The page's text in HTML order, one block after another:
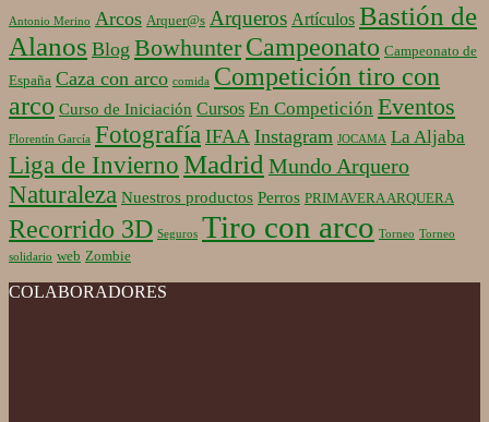
Antonio Merino Arcos Arquer@s Arqueros Artículos Bastión de
Alanos Blog Bowhunter Campeonato Campeonato de
España Caza con arco comida Competición tiro con
arco Curso de Iniciación Cursos En Competición Eventos
Florentín García Fotografía IFAA Instagram JOCAMA La Aljaba
Liga de Invierno Madrid Mundo Arquero
Naturaleza Nuestros productos Perros PRIMAVERA ARQUERA
Recorrido 3D Seguros Tiro con arco Torneo Torneo
solidario web Zombie
COLABORADORES